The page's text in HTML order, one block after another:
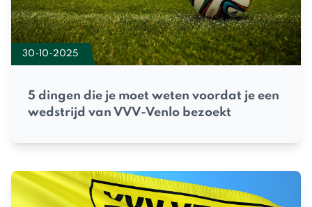
30-10-2025
5 dingen die je moet weten voordat je een
wedstrijd van VVV-Venlo bezoekt